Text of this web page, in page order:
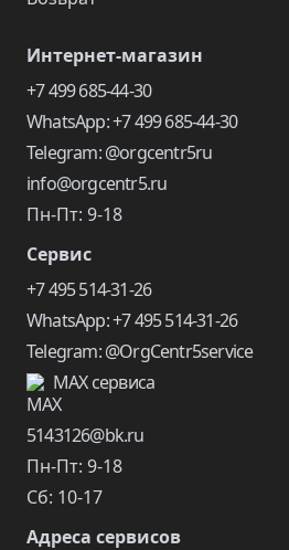
Интернет-магазин
+7 499 685-44-30
WhatsApp: +7 499 685-44-30
Telegram: @orgcentr5ru
info@orgcentr5.ru
Пн-Пт: 9-18
Сервис
+7 495 514-31-26
WhatsApp: +7 495 514-31-26
Telegram: @OrgCentr5service
MAX сервиса
5143126@bk.ru
Пн-Пт: 9-18
Сб: 10-17
Адреса сервисов